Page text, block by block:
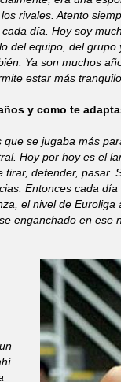
rivales. Atento
día. Hoy soy
del equipo, del
Ya son muchos
estar más
y como te
se jugaba más
Hoy por hoy es el
defender, pasar.
Entonces cada
el nivel de
enganchado en ese